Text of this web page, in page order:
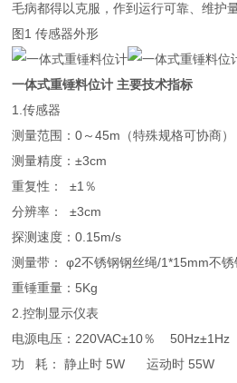
毛病都得以克服，作到运行可靠、维护
图1 传感器外形
一体式重锤料位计 主要技术指标
1.传感器
测量范围：0～45m（特殊规格可协商）
测量精度：±3cm
重复性： ±1％
分辨率： ±3cm
探测速度：0.15m/s
测量带： φ2不锈钢钢丝绳/1*15mm不锈
重锤重量：5Kg
2.控制显示仪表
电源电压：220VAC±10％ 50Hz±1Hz
功 耗： 静止时 5W 运动时 55W